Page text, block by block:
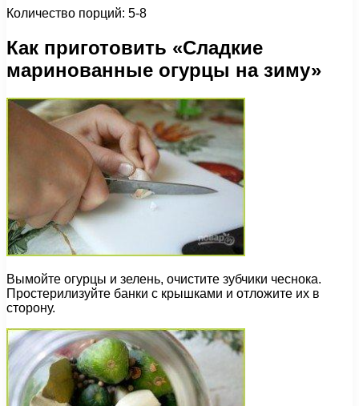
Количество порций: 5-8
Как приготовить «Сладкие
маринованные огурцы на зиму»
Вымойте огурцы и зелень, очистите зубчики чеснока.
Простерилизуйте банки с крышками и отложите их в
сторону.